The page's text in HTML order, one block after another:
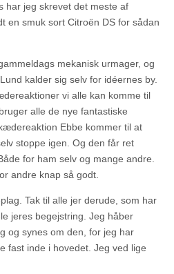
har jeg skrevet det meste af
en smuk sort Citroën DS for sådan
mekanisk urmager, og
kalder sig selv for idéernes by.
vi alle kan komme til
alle de nye fantastiske
Ebbe kommer til at
stoppe igen. Og den får ret
for ham selv og mange andre.
andre knap så godt.
Tak til alle jer derude, som har
jeres begejstring. Jeg håber
og synes om den, for jeg har
fast inde i hovedet. Jeg ved lige